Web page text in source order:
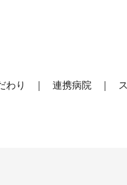
わり 連携病院